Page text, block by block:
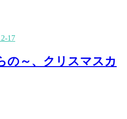
17
の～、クリスマスカ